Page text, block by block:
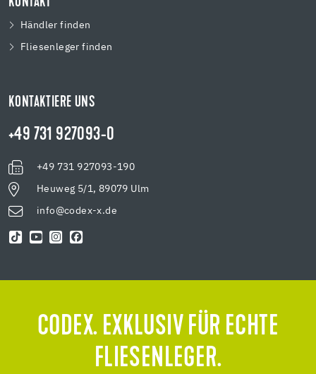
Händler finden
Fliesenleger finden
KONTAKTIERE UNS
+49 731 927093-0
+49 731 927093-190
Heuweg 5/1, 89079 Ulm
info@codex-x.de
CODEX. EXKLUSIV FÜR ECHTE
FLIESENLEGER.